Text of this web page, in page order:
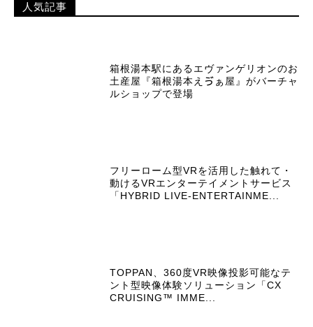
人気記事
箱根湯本駅にあるエヴァンゲリオンのお
土産屋『箱根湯本えゔぁ屋』がバーチャ
ルショップで登場
フリーローム型VRを活用した触れて・
動けるVRエンターテイメントサービス
「HYBRID LIVE-ENTERTAINME...
TOPPAN、360度VR映像投影可能なテ
ント型映像体験ソリューション「CX
CRUISING™ IMME...